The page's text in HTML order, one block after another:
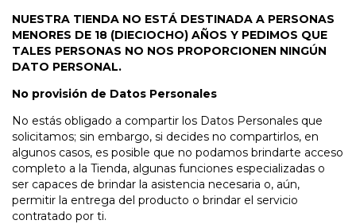
NUESTRA TIENDA NO ESTÁ DESTINADA A PERSONAS
MENORES DE 18 (DIECIOCHO) AÑOS Y PEDIMOS QUE
TALES PERSONAS NO NOS PROPORCIONEN NINGÚN
DATO PERSONAL.
No provisión de Datos Personales
No estás obligado a compartir los Datos Personales que
solicitamos; sin embargo, si decides no compartirlos, en
algunos casos, es posible que no podamos brindarte acceso
completo a la Tienda, algunas funciones especializadas o
ser capaces de brindar la asistencia necesaria o, aún,
permitir la entrega del producto o brindar el servicio
contratado por ti.